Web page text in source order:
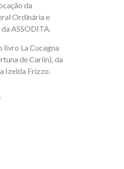
da
Ordinária e
ASSODITA.
livro La Cucagna
de Carlin), da
Izelda Frizzo.